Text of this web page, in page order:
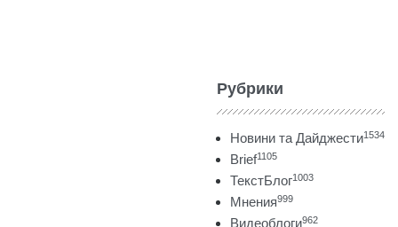
Рубрики
Новини та Дайджести1534
Brief1105
ТекстБлог1003
Мнения999
Видеоблоги962